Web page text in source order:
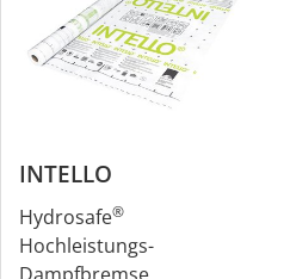
INTELLO
Hydrosafe®
Hochleistungs-